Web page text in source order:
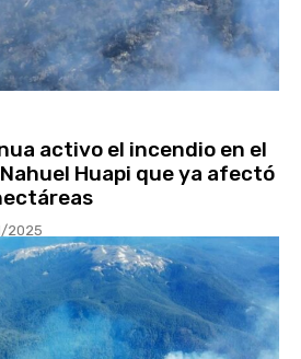
activo el incendio en el
Huapi que ya afectó
2025